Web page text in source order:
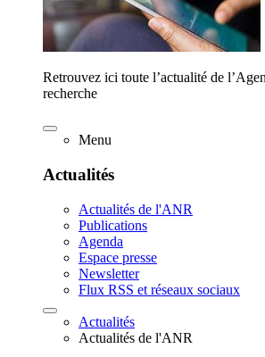
Retrouvez ici toute l’actualité de
recherche
Menu
Actualités
Actualités de l'ANR
Publications
Agenda
Espace presse
Newsletter
Flux RSS et réseaux sociaux
Actualités
Actualités de l'ANR